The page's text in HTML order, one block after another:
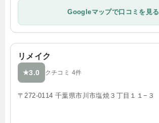
Googleマップで口コミを見る
リメイク
★3.0 クチコミ 4件
〒272-0114 千葉県市川市塩焼３丁目１１−３